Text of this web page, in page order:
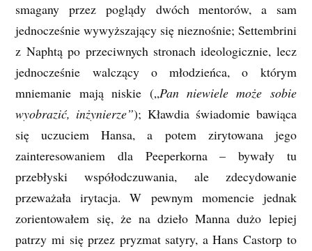
smagany przez poglądy dwóch mentorów, a sam
jednocześnie wywyższający się nieznośnie; Settembrini
z Naphtą po przeciwnych stronach ideologicznie, lecz
jednocześnie walczący o młodzieńca, o którym
mniemanie mają niskie („Pan niewiele może sobie
wyobrazić, inżynierze”); Kławdia świadomie bawiąca
się uczuciem Hansa, a potem zirytowana jego
zainteresowaniem dla Peeperkorna – bywały tu
przebłyski współodczuwania, ale zdecydowanie
przeważała irytacja. W pewnym momencie jednak
zorientowałem się, że na dzieło Manna dużo lepiej
patrzy mi się przez pryzmat satyry, a Hans Castorp to